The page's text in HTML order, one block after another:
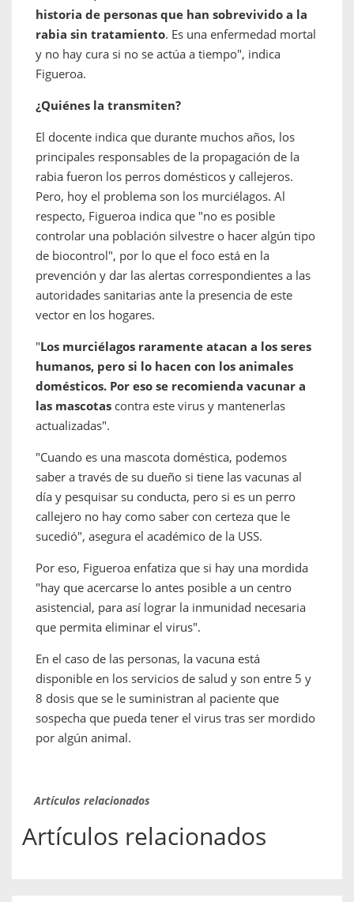
historia de personas que han sobrevivido a la
rabia sin tratamiento. Es una enfermedad mortal
y no hay cura si no se actúa a tiempo", indica
Figueroa.
¿Quiénes la transmiten?
El docente indica que durante muchos años, los
principales responsables de la propagación de la
rabia fueron los perros domésticos y callejeros.
Pero, hoy el problema son los murciélagos. Al
respecto, Figueroa indica que "no es posible
controlar una población silvestre o hacer algún tipo
de biocontrol", por lo que el foco está en la
prevención y dar las alertas correspondientes a las
autoridades sanitarias ante la presencia de este
vector en los hogares.
"Los murciélagos raramente atacan a los seres
humanos, pero si lo hacen con los animales
domésticos. Por eso se recomienda vacunar a
las mascotas contra este virus y mantenerlas
actualizadas".
"Cuando es una mascota doméstica, podemos
saber a través de su dueño si tiene las vacunas al
día y pesquisar su conducta, pero si es un perro
callejero no hay como saber con certeza que le
sucedió", asegura el académico de la USS.
Por eso, Figueroa enfatiza que si hay una mordida
"hay que acercarse lo antes posible a un centro
asistencial, para así lograr la inmunidad necesaria
que permita eliminar el virus".
En el caso de las personas, la vacuna está
disponible en los servicios de salud y son entre 5 y
8 dosis que se le suministran al paciente que
sospecha que pueda tener el virus tras ser mordido
por algún animal.
Artículos relacionados
Artículos relacionados